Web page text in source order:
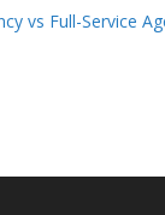
vs Full-Service